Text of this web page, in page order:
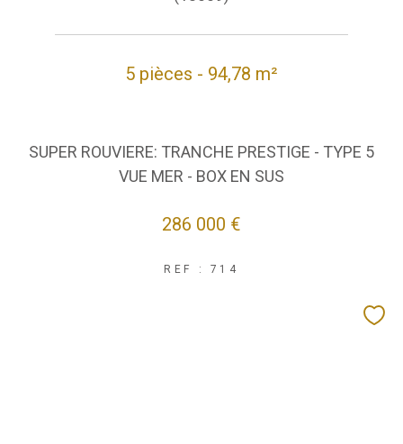
5 pièces - 94,78 m²
SUPER ROUVIERE: TRANCHE PRESTIGE - TYPE 5
VUE MER - BOX EN SUS
286 000 €
REF : 714